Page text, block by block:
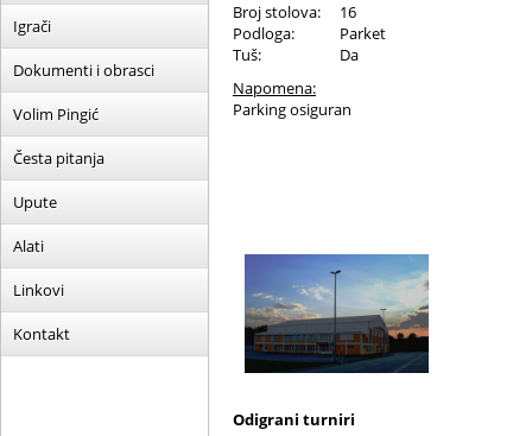
Igrači
Dokumenti i obrasci
Volim Pingić
Česta pitanja
Upute
Alati
Linkovi
Kontakt
Broj stolova:
16
Podloga:
Parket
Tuš:
Da
Napomena:
Parking osiguran
Odigrani turniri